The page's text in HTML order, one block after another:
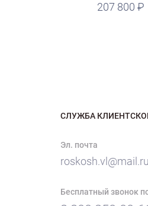
207 800
руб.
СЛУЖБА
Эл. почта
roskosh.vl@mail.ru
Бесплатный звонок